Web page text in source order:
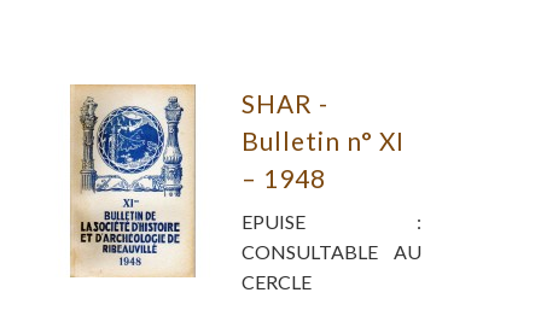
SHAR -
Bulletin n° XI
– 1948
EPUISE :
CONSULTABLE AU
CERCLE